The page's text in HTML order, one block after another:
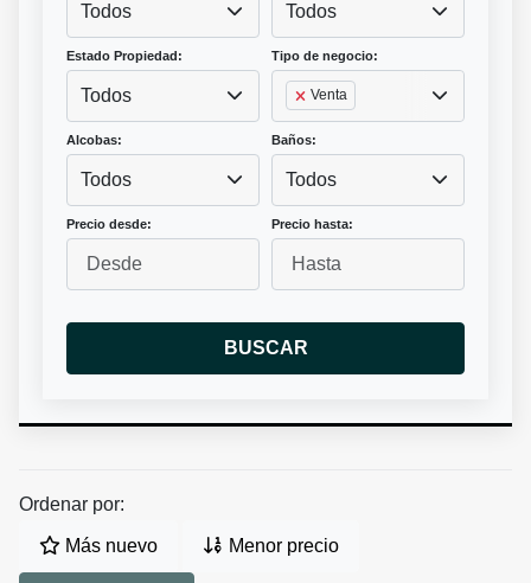
Todos Todos
Estado Propiedad:
Todos
Tipo de negocio:
Venta
Alcobas:
Todos
Baños:
Todos
Precio desde: Precio hasta:
BUSCAR
Ordenar por:
Más nuevo Menor precio